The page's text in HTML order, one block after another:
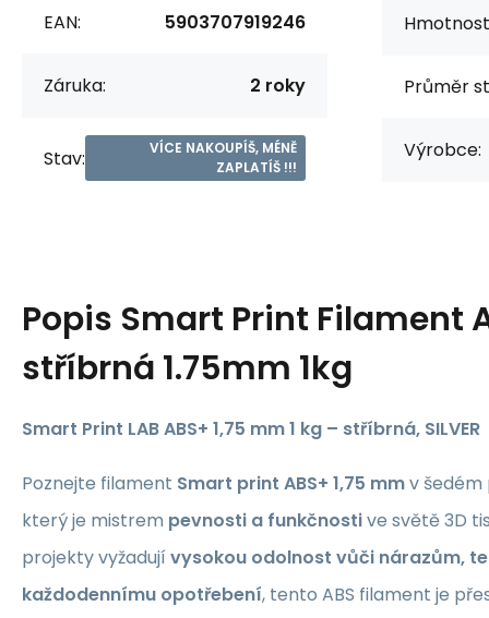
EAN: 5903707919246
Záruka: 2 roky
Stav:
VÍCE NAKOUPÍŠ, MÉNĚ
ZAPLATÍŠ !!!
Průměr
Výrobce:
Popis Smart Print Filament
stříbrná 1.75mm 1kg
Smart Print LAB ABS+ 1,75 mm 1 kg – stříbrná, SILVER
Poznejte filament Smart print ABS+ 1,75 mmv
který je mistrem pevnosti a funkčnostive světě 3D
projekty vyžadují vysokou odolnost vůči nárazům,
každodennímu opotřebení, tento ABS filament je